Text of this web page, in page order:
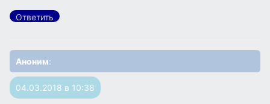
Ответить
Аноним:
04.03.2018 в 10:38